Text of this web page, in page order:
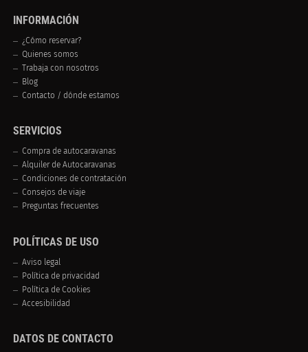
INFORMACIÓN
¿Cómo reservar?
Quienes somos
Trabaja con nosotros
Blog
Contacto / dónde estamos
SERVICIOS
Compra de autocaravanas
Alquiler de Autocaravanas
Condiciones de contratación
Consejos de viaje
Preguntas frecuentes
POLÍTICAS DE USO
Aviso legal
Política de privacidad
Política de Cookies
Accesibilidad
DATOS DE CONTACTO